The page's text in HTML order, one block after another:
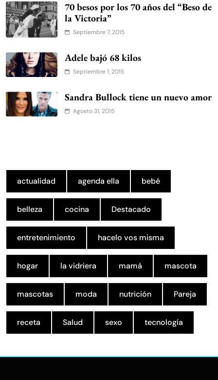
70 besos por los 70 años del “Beso de
la Victoria”
Septiembre 7, 2015
Adele bajó 68 kilos
Septiembre 1, 2015
Sandra Bullock tiene un nuevo amor
Agosto 31, 2015
actualidad agenda ella bebé
belleza cocina Destacado
entretenimiento hacelo vos misma
hogar la vidriera mamá mascota
mascotas moda nutrición Pareja
receta Salud sexo tecnología